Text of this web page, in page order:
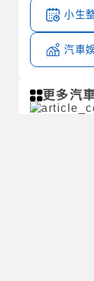
小生
汽車
更多汽